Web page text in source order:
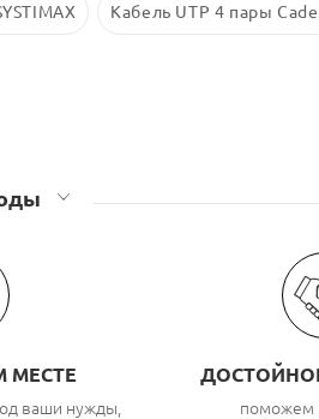
Кабель UTP 4 пары
МЕСТЕ
ваши нужды,
поможем